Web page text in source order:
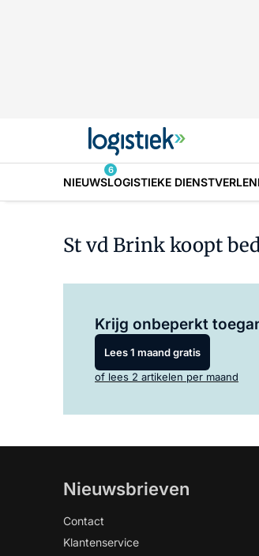
NIEUWS
6
LOGISTIEKE
St vd Brink koopt
Krijg onbeperkt
Lees 1 maand gratis
of lees 2 artikelen per maand
Nieuwsbrieven
Contact
Klantenservice